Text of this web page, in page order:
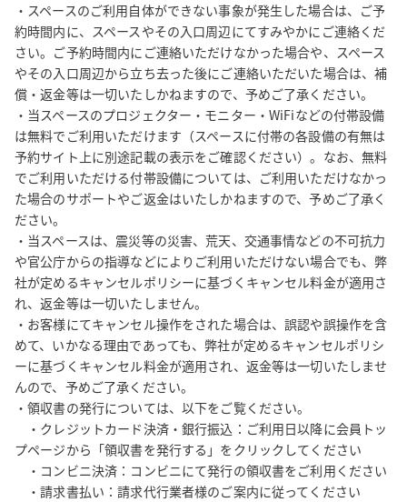
・スペースのご利用自体ができない事象が発生した場合は、ご予
約時間内に、スペースやその入口周辺にてすみやかにご連絡くだ
さい。ご予約時間内にご連絡いただけなかった場合や、スペース
やその入口周辺から立ち去った後にご連絡いただいた場合は、補
償・返金等は一切いたしかねますので、予めご了承ください。
・当スペースのプロジェクター・モニター・WiFiなどの付帯設備
は無料でご利用いただけます（スペースに付帯の各設備の有無は
予約サイト上に別途記載の表示をご確認ください）。なお、無料
でご利用いただける付帯設備については、ご利用いただけなかっ
た場合のサポートやご返金はいたしかねますので、予めご了承く
ださい。
・当スペースは、震災等の災害、荒天、交通事情などの不可抗力
や官公庁からの指導などによりご利用いただけない場合でも、弊
社が定めるキャンセルポリシーに基づくキャンセル料金が適用さ
れ、返金等は一切いたしません。
・お客様にてキャンセル操作をされた場合は、誤認や誤操作を含
めて、いかなる理由であっても、弊社が定めるキャンセルポリシ
ーに基づくキャンセル料金が適用され、返金等は一切いたしませ
んので、予めご了承ください。
・領収書の発行については、以下をご覧ください。
・クレジットカード決済・銀行振込：ご利用日以降に会員トッ
プページから「領収書を発行する」をクリックしてください
・コンビニ決済：コンビニにて発行の領収書をご利用ください
・請求書払い：請求代行業者様のご案内に従ってください